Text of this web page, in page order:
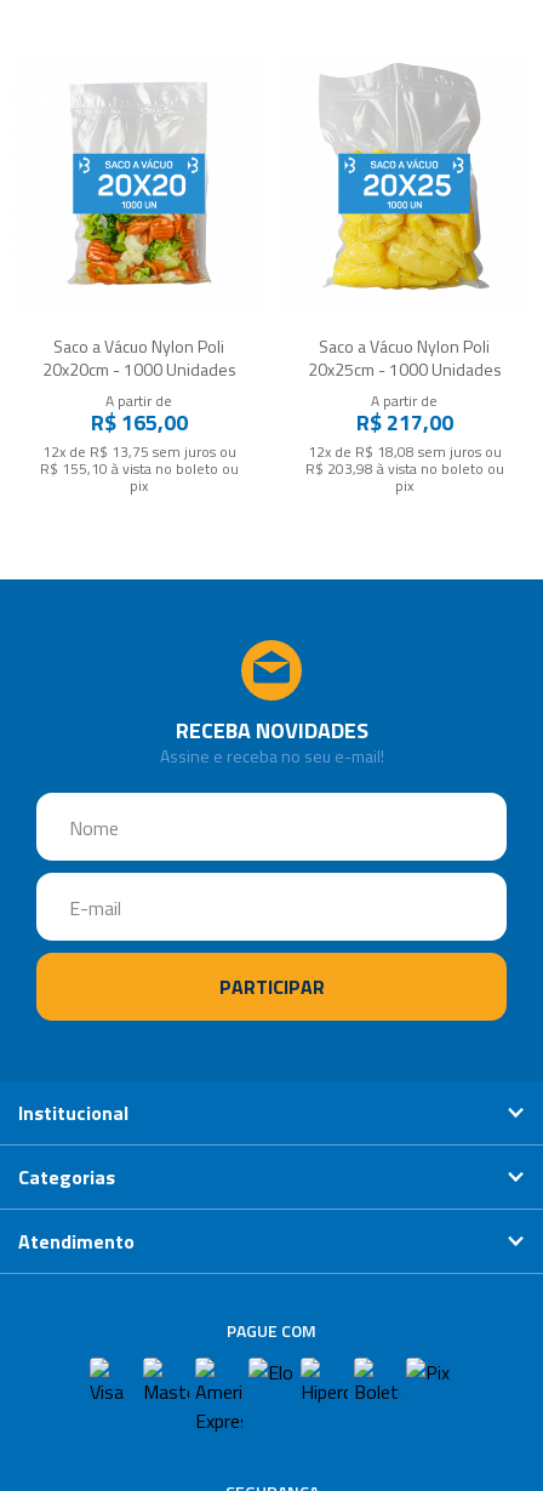
Saco a Vácuo Nylon Poli
20x20cm - 1000 Unidades
A partir de
R$ 165,00
12x de R$ 13,75 sem jurosou
R$ 155,10 à vista no boleto ou
pix
Saco a Vácuo Nylon Poli
20x25cm - 1000 Unidades
A partir de
R$ 217,00
12x de R$ 18,08 sem jurosou
R$ 203,98 à vista no boleto ou
pix
RECEBA NOVIDADES
Assine e receba no seu e-mail!
Institucional
Categorias
Atendimento
PAGUE COM